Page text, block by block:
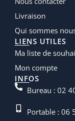
Livraison
Qui sommes
LIENS UTILES
Ma liste de
Mon compte
INFOS
Bureau : 02
Portable : 06